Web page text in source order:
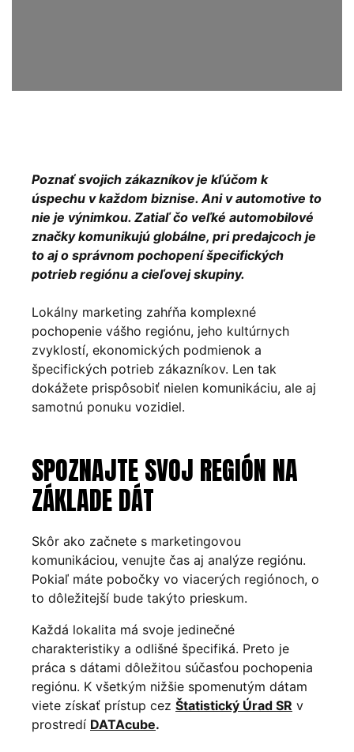
Poznať svojich zákazníkov je kľúčom k
úspechu v každom biznise. Ani v automotive to
nie je výnimkou. Zatiaľ čo veľké automobilové
značky komunikujú globálne, pri predajcoch je
to aj o správnom pochopení špecifických
potrieb regiónu a cieľovej skupiny.
Lokálny marketing zahŕňa komplexné
pochopenie vášho regiónu, jeho kultúrnych
zvyklostí, ekonomických podmienok a
špecifických potrieb zákazníkov. Len tak
dokážete prispôsobiť nielen komunikáciu, ale aj
samotnú ponuku vozidiel.
SPOZNAJTE SVOJ REGIÓN NA
ZÁKLADE DÁT
Skôr ako začnete s marketingovou
komunikáciou, venujte čas aj analýze regiónu.
Pokiaľ máte pobočky vo viacerých regiónoch, o
to dôležitejší bude takýto prieskum.
Každá lokalita má svoje jedinečné
charakteristiky a odlišné špecifiká. Preto je
práca s dátami dôležitou súčasťou pochopenia
regiónu. K všetkým nižšie spomenutým dátam
viete získať prístup cez Štatistický Úrad SR v
prostredí DATAcube.